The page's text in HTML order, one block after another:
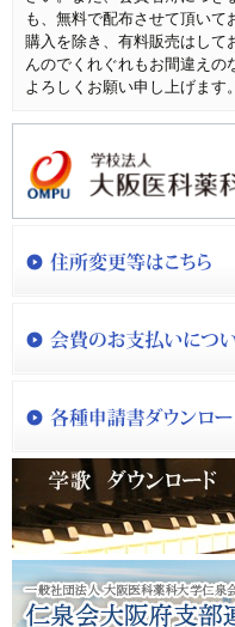
も、無料で配布させて頂いて
購入を除き、有料販売はして
んのでくれぐれもお間違えの
よろしくお願い申し上げます。